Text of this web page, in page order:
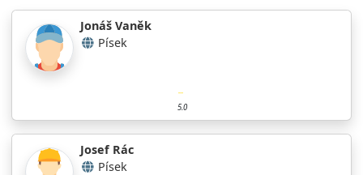
Jonáš Vaněk
Písek
5.0
Josef Rác
Písek